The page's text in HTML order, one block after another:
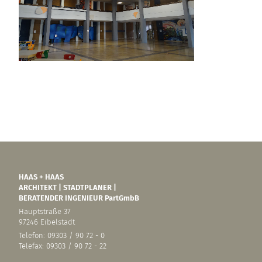
HAAS + HAAS
ARCHITEKT | STADTPLANER |
BERATENDER INGENIEUR PartGmbB
Hauptstraße 37
97246 Eibelstadt
Telefon: 09303 / 90 72 - 0
Telefax: 09303 / 90 72 - 22